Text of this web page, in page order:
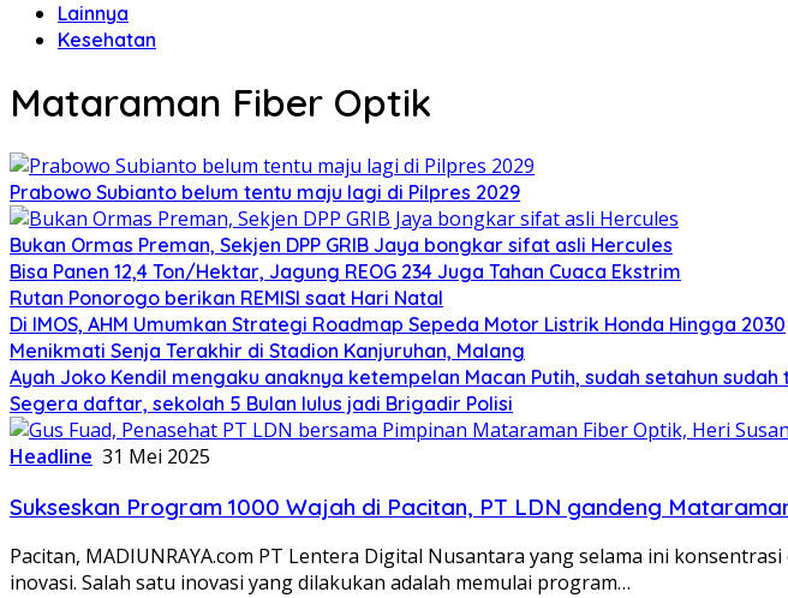
Lainnya
Kesehatan
Mataraman Fiber Optik
Prabowo Subianto belum tentu maju lagi di Pilpres 2029
Bukan Ormas Preman, Sekjen DPP GRIB Jaya bongkar sifat asli Hercules
Bisa Panen 12,4 Ton/Hektar, Jagung REOG 234 Juga Tahan Cuaca Ekstrim
Rutan Ponorogo berikan REMISI saat Hari Natal
Di IMOS, AHM Umumkan Strategi Roadmap Sepeda Motor Listrik Honda Hingga 2030
Menikmati Senja Terakhir di Stadion Kanjuruhan, Malang
Ayah Joko Kendil mengaku anaknya ketempelan Macan Putih, sudah setahun sudah
Segera daftar, sekolah 5 Bulan lulus jadi Brigadir Polisi
Headline 31 Mei 2025
Sukseskan Program 1000 Wajah di Pacitan, PT LDN gandeng
Pacitan, MADIUNRAYA.com PT Lentera Digital Nusantara yang selama ini
inovasi. Salah satu inovasi yang dilakukan adalah memulai program…